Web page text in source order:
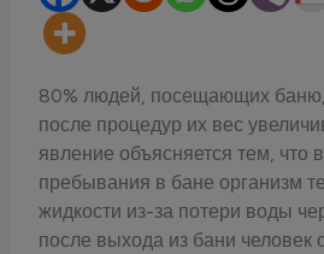
80% людей, посещающих баню,
после процедур их вес
явление объясняется тем, что
пребывания в бане организм
жидкости из-за потери воды
после выхода из бани человек